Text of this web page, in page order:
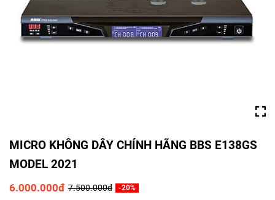
MICRO KHÔNG DÂY CHÍNH HÃNG BBS E138GS
MODEL 2021
6.000.000đ 7.500.000đ -20%